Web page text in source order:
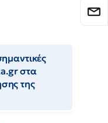
στα
της